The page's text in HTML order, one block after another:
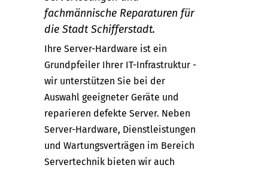
fachmännische Reparaturen für
die Stadt Schifferstadt.
Ihre Server-Hardware ist ein
Grundpfeiler Ihrer IT-Infrastruktur -
wir unterstützen Sie bei der
Auswahl geeigneter Geräte und
reparieren defekte Server. Neben
Server-Hardware, Dienstleistungen
und Wartungsverträgen im Bereich
Servertechnik bieten wir auch